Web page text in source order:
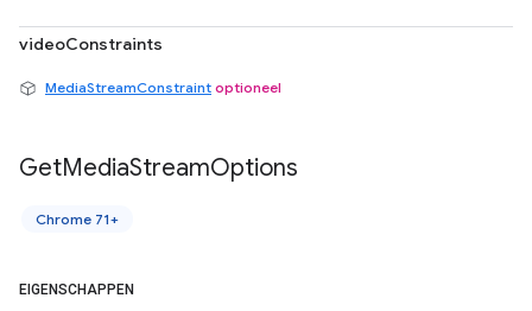
videoConstraints
MediaStreamConstraint optioneel
GetMediaStreamOptions
Chrome 71+
EIGENSCHAPPEN